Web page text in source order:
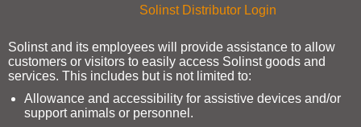
Solinst Distributor Login
Solinst and its employees will provide assistance to allow
customers or visitors to easily access Solinst goods and
services. This includes but is not limited to:
Allowance and accessibility for assistive devices and/or
support animals or personnel.